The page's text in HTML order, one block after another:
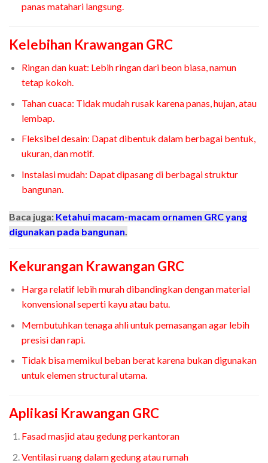
panas matahari langsung.
Kelebihan Krawangan GRC
Ringan dan kuat: Lebih ringan dari beon biasa, namun
tetap kokoh.
Tahan cuaca: Tidak mudah rusak karena panas, hujan, atau
lembap.
Fleksibel desain: Dapat dibentuk dalam berbagai bentuk,
ukuran, dan motif.
Instalasi mudah: Dapat dipasang di berbagai struktur
bangunan.
Baca juga: Ketahui macam-macam ornamen GRC yang
digunakan pada bangunan.
Kekurangan Krawangan GRC
Harga relatif lebih murah dibandingkan dengan material
konvensional seperti kayu atau batu.
Membutuhkan tenaga ahli untuk pemasangan agar lebih
presisi dan rapi.
Tidak bisa memikul beban berat karena bukan digunakan
untuk elemen structural utama.
Aplikasi Krawangan GRC
Fasad masjid atau gedung perkantoran
Ventilasi ruang dalam gedung atau rumah